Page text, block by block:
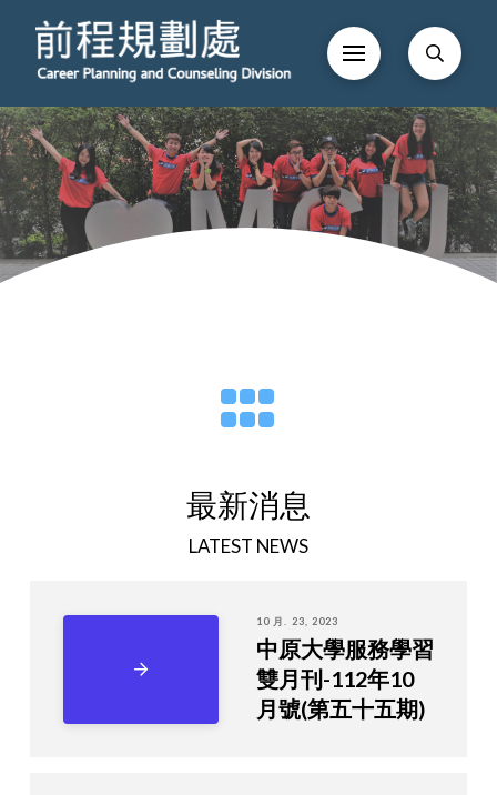
最新消息
LATEST NEWS
10 月. 23, 2023
中原大學服務學習
雙月刊-112年10
月號(第五十五期)